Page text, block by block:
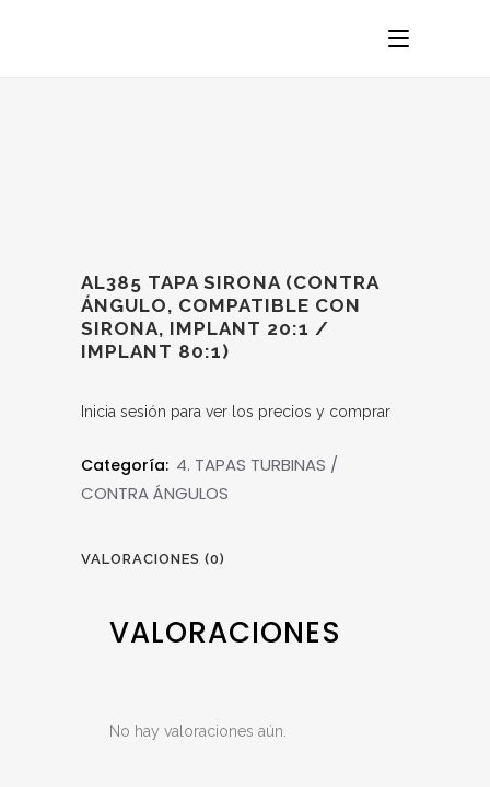
AL385 TAPA SIRONA (CONTRA
ÁNGULO, COMPATIBLE CON
SIRONA, IMPLANT 20:1 /
IMPLANT 80:1)
Inicia sesión para ver los precios y comprar
Categoría: 4. TAPAS TURBINAS /
CONTRA ÁNGULOS
VALORACIONES (0)
VALORACIONES
No hay valoraciones aún.